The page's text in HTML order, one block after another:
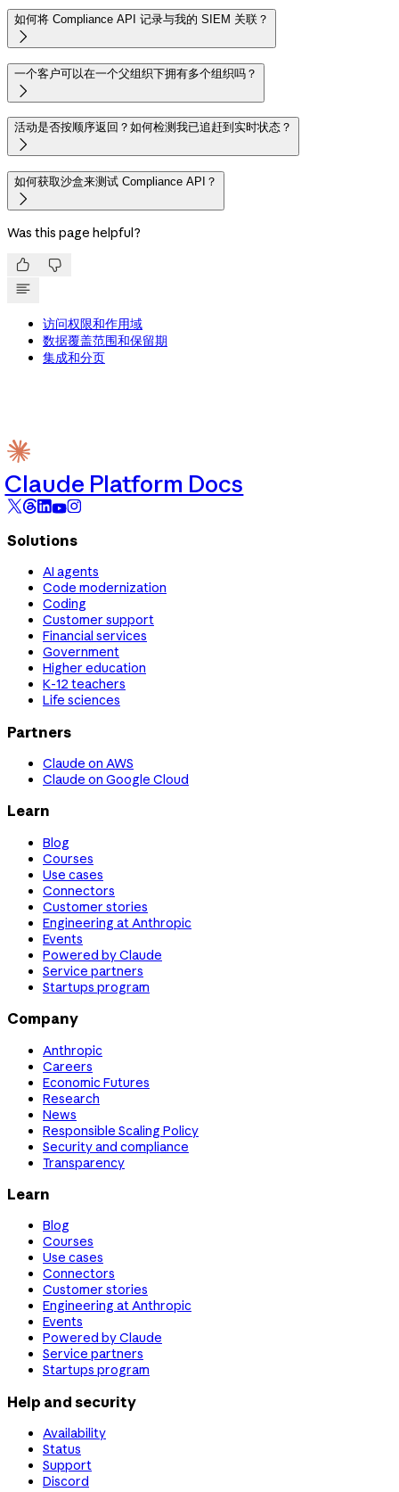
如何将 Compliance API 记录与我的 SIEM 关联？

一个客户可以在一个父组织下拥有多个组织吗？

活动是否按顺序返回？如何检测我已追赶到实时状态？

如何获取沙盒来测试 Compliance API？

Was this page helpful?
 
访问权限和作用域
数据覆盖范围和保留期
集成和分页
Claude Platform Docs
Solutions
AI agents
Code modernization
Coding
Customer support
Financial services
Government
Higher education
K-12 teachers
Life sciences
Partners
Claude on AWS
Claude on Google Cloud
Learn
Blog
Courses
Use cases
Connectors
Customer stories
Engineering at Anthropic
Events
Powered by Claude
Service partners
Startups program
Company
Anthropic
Careers
Economic Futures
Research
News
Responsible Scaling Policy
Security and compliance
Transparency
Learn
Blog
Courses
Use cases
Connectors
Customer stories
Engineering at Anthropic
Events
Powered by Claude
Service partners
Startups program
Help and security
Availability
Status
Support
Discord